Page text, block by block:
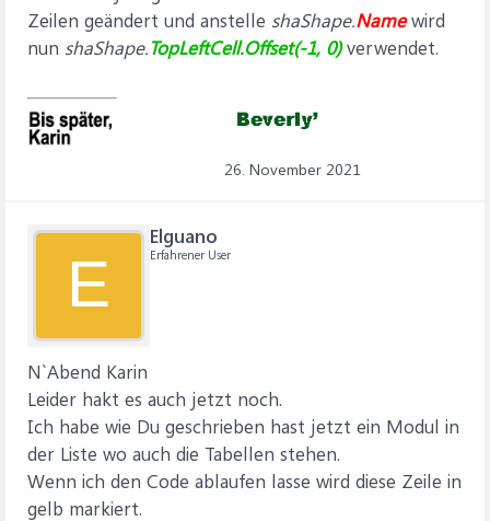
Zeilen geändert und anstelle shaShape.Namewird
nun shaShape.TopLeftCell.Offset(-1, 0)verwendet.
26. November 2021
E
Elguano
Erfahrener User
N`Abend Karin
Leider hakt es auch jetzt noch.
Ich habe wie Du geschrieben hast jetzt ein Modul in
der Liste wo auch die Tabellen stehen.
Wenn ich den Code ablaufen lasse wird diese Zeile in
gelb markiert.